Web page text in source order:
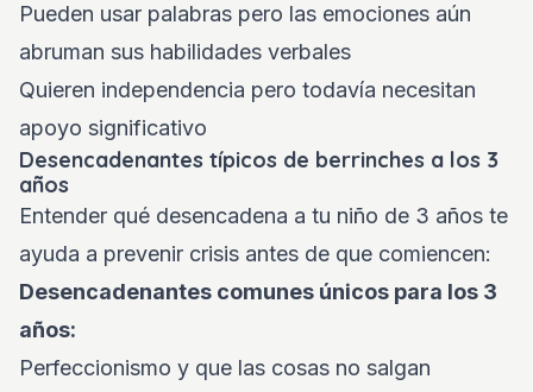
Pueden usar palabras pero las emociones aún
abruman sus habilidades verbales
Quieren independencia pero todavía necesitan
apoyo significativo
Desencadenantes típicos de berrinches a los 3
años
Entender qué desencadena a tu niño de 3 años te
ayuda a prevenir crisis antes de que comiencen:
Desencadenantes comunes únicos para los 3
años:
Perfeccionismo y que las cosas no salgan